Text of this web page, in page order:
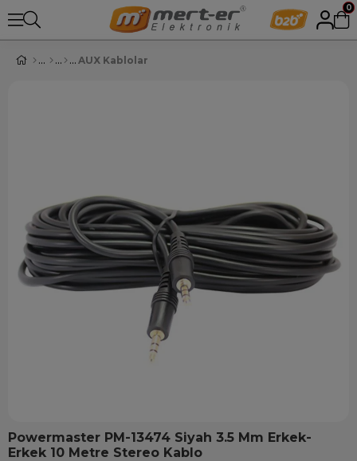
0
AUX Kablolar
Powermaster PM-13474 Siyah 3.5 Mm Erkek-
Erkek 10 Metre Stereo Kablo